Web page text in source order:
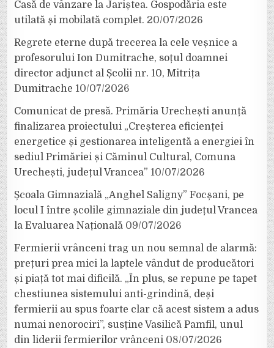
Casă de vânzare la Jariștea. Gospodăria este
utilată și mobilată complet. 20/07/2026
Regrete eterne după trecerea la cele veșnice a
profesorului Ion Dumitrache, soțul doamnei
director adjunct al Școlii nr. 10, Mitrița
Dumitrache 10/07/2026
Comunicat de presă. Primăria Urechești anunță
finalizarea proiectului „Creșterea eficienței
energetice și gestionarea inteligentă a energiei în
sediul Primăriei și Căminul Cultural, Comuna
Urechești, județul Vrancea” 10/07/2026
Școala Gimnazială „Anghel Saligny” Focșani, pe
locul I între școlile gimnaziale din județul Vrancea
la Evaluarea Națională 09/07/2026
Fermierii vrânceni trag un nou semnal de alarmă:
prețuri prea mici la laptele vândut de producători
și piață tot mai dificilă. „În plus, se repune pe tapet
chestiunea sistemului anti-grindină, deși
fermierii au spus foarte clar că acest sistem a adus
numai nenorociri”, susține Vasilică Pamfil, unul
din liderii fermierilor vrânceni 08/07/2026